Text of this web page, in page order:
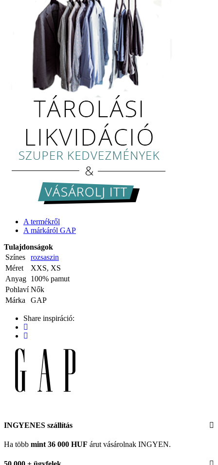
A termékről
A márkáról GAP
Tulajdonságok
Színes
rozsaszin
Méret
XXS, XS
Anyag 100% pamut
Pohlaví Nők
Márka
GAP
Share inspiráció:
INGYENES szállítás
Ha több mint 36 000 HUF árut vásárolnak INGYEN.